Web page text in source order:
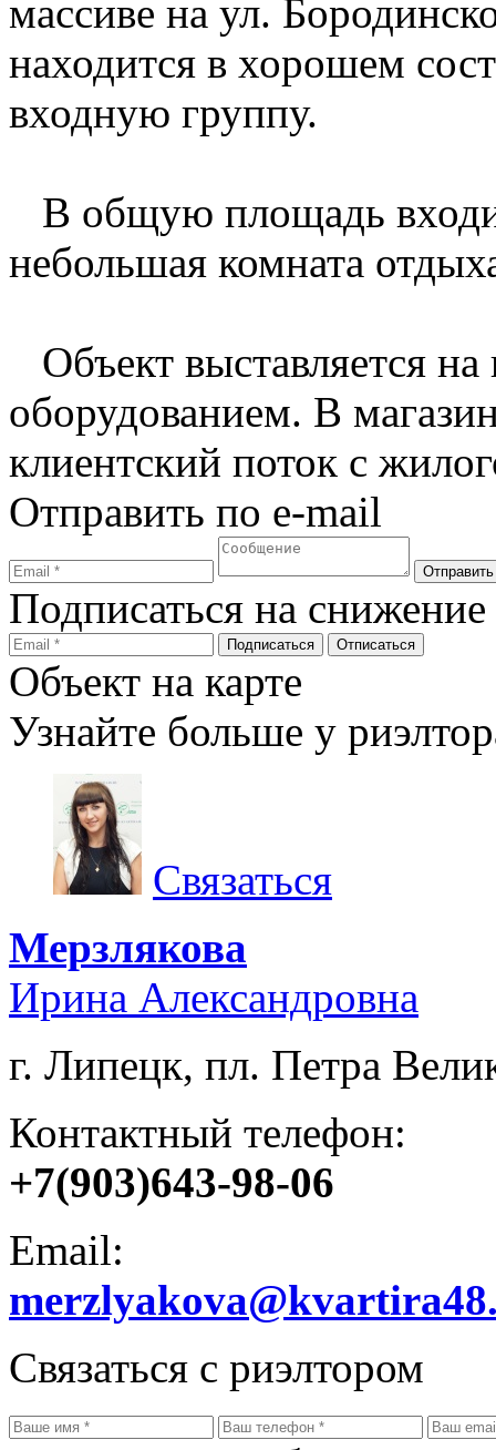
массиве на ул.
находится в хорошем
входную группу.
В общую площадь
небольшая комната
Объект выставляется
оборудованием. В
клиентский поток с
Отправить по e-mail
Подписаться на
Объект на карте
Узнайте больше у
Связаться
Мерзлякова
Ирина Александровна
г. Липецк, пл. Петра
Контактный телефон:
+7(903)643-98-06
Email:
Связаться с риэлтором